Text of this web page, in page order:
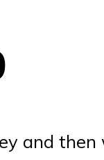
and then